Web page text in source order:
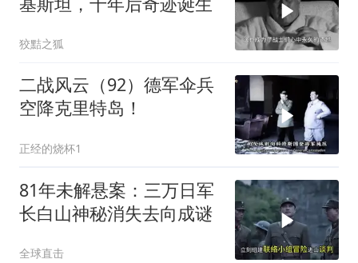
狡黠之狐
二战风云（92）德军伞兵
空降克里特岛！
正经的烧杯1
81年未解悬案：三万日军
长白山神秘消失去向成谜
全球直击